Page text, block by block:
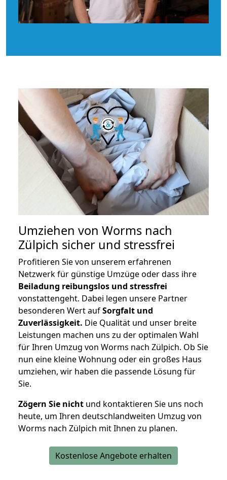
Umziehen von Worms nach
Zülpich sicher und stressfrei
Profitieren Sie von unserem erfahrenen
Netzwerk für günstige Umzüge oder dass ihre
Beiladung reibungslos und stressfrei
vonstattengeht. Dabei legen unsere Partner
besonderen Wert aufSorgfalt und
Zuverlässigkeit. Die Qualität und unser breite
Leistungen machen uns zu der optimalen Wahl
für Ihren Umzug von Worms nach Zülpich. Ob Sie
nun eine kleine Wohnung oder ein großes Haus
umziehen, wir haben die passende Lösung für
Sie.
Zögern Sie nicht und kontaktieren Sie uns noch
heute, um Ihren deutschlandweiten Umzug von
Worms nach Zülpich mit Ihnen zu planen.
Kostenlose Angebote erhalten